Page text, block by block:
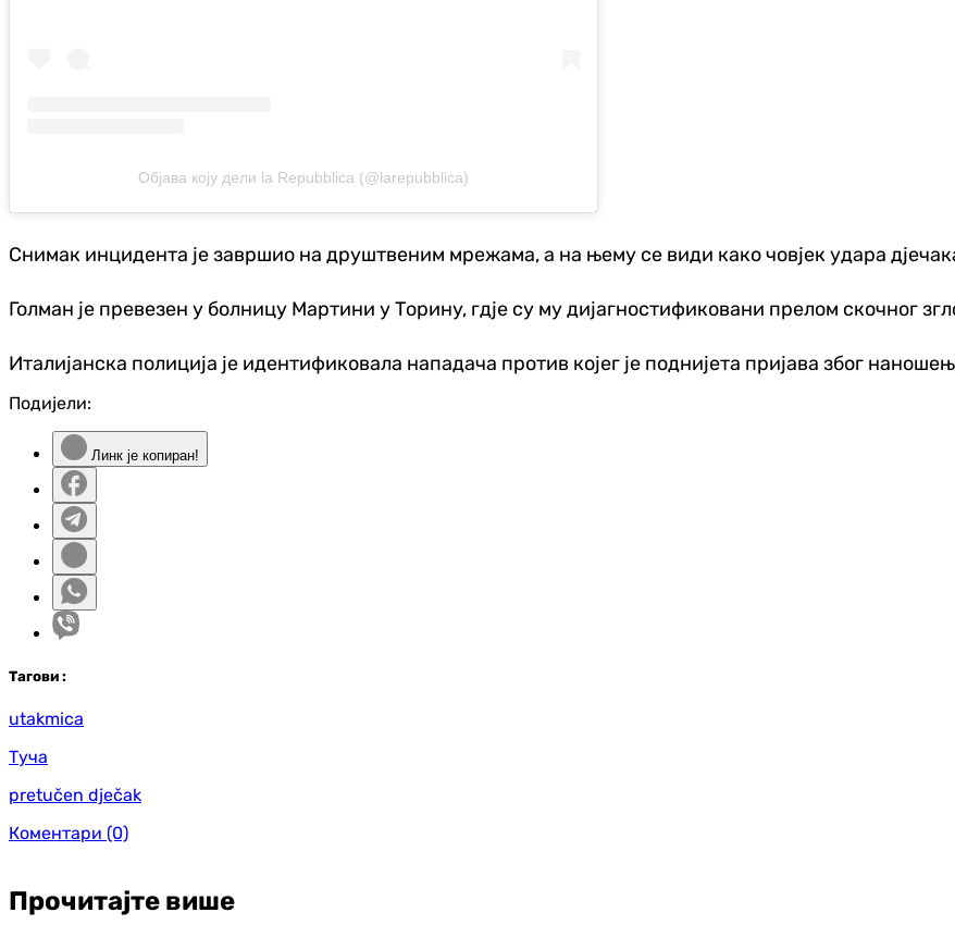
Објава коју дели la Repubblica (@larepubblica)
Снимак инцидента је завршио на друштвеним мрежама, а на њему се види како човјек удара
Голман је превезен у болницу Мартини у Торину, гдје су му дијагностификовани прелом скочног
Италијанска полиција је идентификовала нападача против којег је поднијета пријава због
Подијели:
Линк је копиран!
Тагови :
utakmica
Туча
pretučen dječak
Коментари (0)
Прочитајте више